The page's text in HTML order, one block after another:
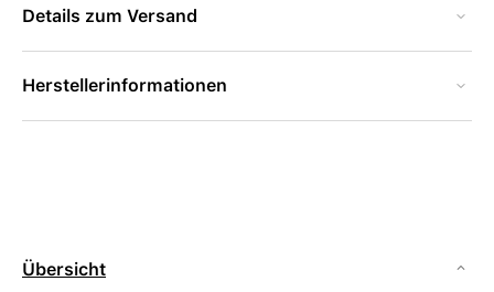
Details zum Versand
Herstellerinformationen
Übersicht